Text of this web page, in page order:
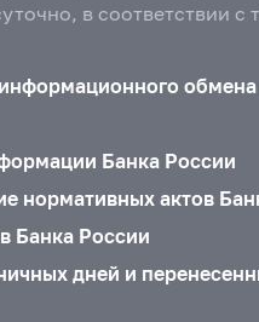
в соответствии
обмена
Банка России
нормативных актов
Банка России
дней и